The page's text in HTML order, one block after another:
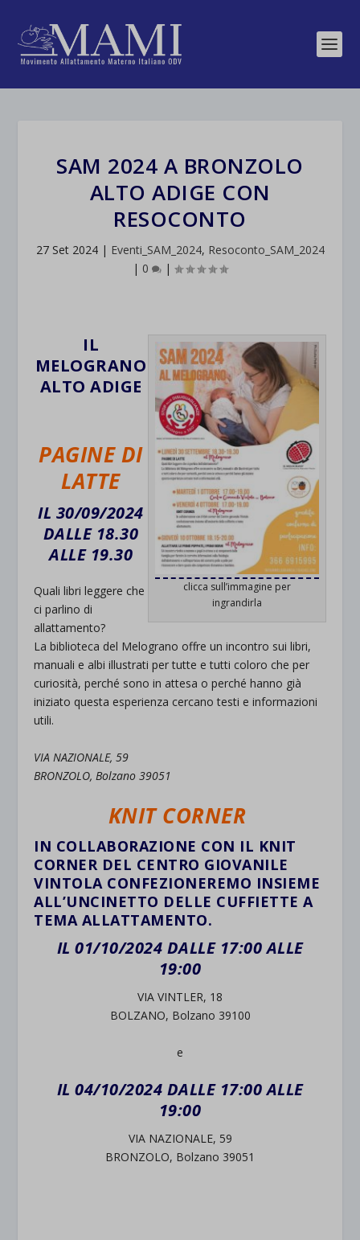
SAM 2024 A BRONZOLO
ALTO ADIGE CON
RESOCONTO
27 Set 2024| Eventi_SAM_2024, Resoconto_SAM_2024
| 0 |
clicca sull’immagine per
ingrandirla
IL
MELOGRANO
ALTO ADIGE
PAGINE DI
LATTE
IL 30/09/2024
DALLE 18.30
ALLE 19.30
Quali libri leggere che
ci parlino di
allattamento?
La biblioteca del Melograno offre un incontro sui libri,
manuali e albi illustrati per tutte e tutti coloro che per
curiosità, perché sono in attesa o perché hanno già
iniziato questa esperienza cercano testi e informazioni
utili.
VIA NAZIONALE, 59
BRONZOLO, Bolzano 39051
KNIT CORNER
IN COLLABORAZIONE CON IL KNIT
CORNER DEL CENTRO GIOVANILE
VINTOLA CONFEZIONEREMO INSIEME
ALL’UNCINETTO DELLE CUFFIETTE A
TEMA ALLATTAMENTO.
IL 01/10/2024 DALLE 17:00 ALLE
19:00
VIA VINTLER, 18
BOLZANO, Bolzano 39100
e
IL 04/10/2024 DALLE 17:00 ALLE
19:00
VIA NAZIONALE, 59
BRONZOLO, Bolzano 39051